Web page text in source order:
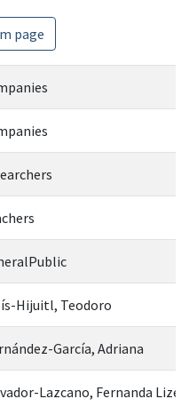
page
Hijuitl, Teodoro
García, Adriana
Lazcano, Fernanda